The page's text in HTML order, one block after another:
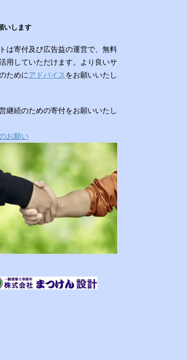
いします
は寄付及び広告益の運営で、無料
用していただけます。より良いサ
ためにアドバイス をお願いいたし
継続のための寄付をお願いいたし
お願い